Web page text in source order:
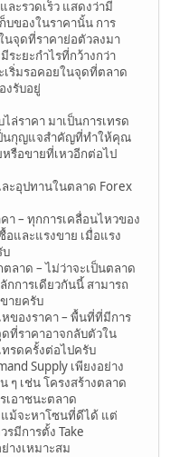
ะรวดเร็ว แสดงว่ามี
บของในราคานั้น การ
นจุดที่ราคาย่อตัวลงมา
ะยะกำไรที่กว้างกว่า
ริ่มรอคอยในจุดที่ตลาด
งรับอยู่
ล่ราคา มาเป็นการเทรด
ป็นกุญแจสำคัญที่ทำให้คุณ
รือขายที่เหวอีกต่อไป
ะอุปทานในตลาด Forex
– ทุกการเคลื่อนไหวของ
อและแรงขาย เมื่อแรง
บ
ลาด – ไม่ว่าจะเป็นตลาด
การเดียวกันนี้ สามารถ
ายครับ
ของราคา – พื้นที่ที่มีการ
ที่ราคาอาจกลับตัวใน
ทรดครั้งต่อไปครับ
Supply เพียงอย่าง
ๆ เช่น โครงสร้างตลาด
เอาชนะตลาด
แม้จะหาโซนที่ดีได้ แต่
มีการตั้ง Take
างเหมาะสม